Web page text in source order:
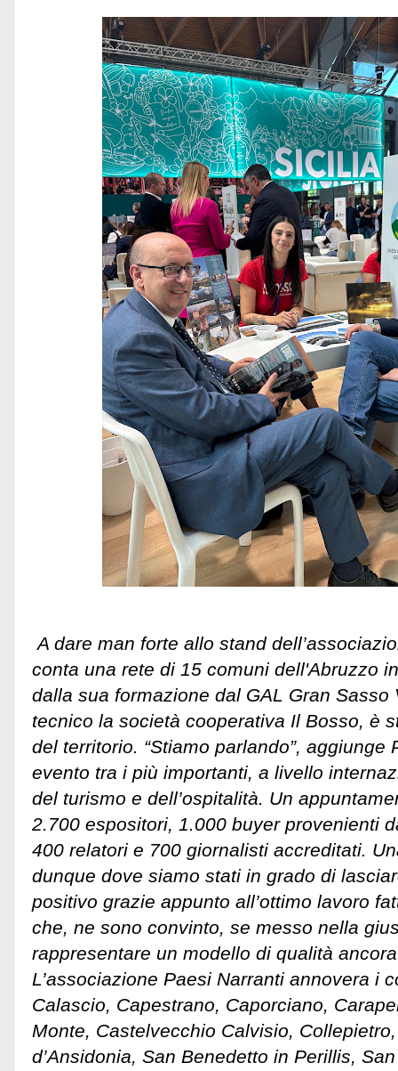
A dare man forte allo stand
conta una rete di 15 comuni dell'Abruzzo
dalla sua formazione dal GAL Gran Sasso
tecnico la società cooperativa Il Bosso, è
del territorio. “Stiamo parlando”, aggiunge
evento tra i più importanti, a livello
del turismo e dell’ospitalità. Un
2.700 espositori, 1.000 buyer provenienti
400 relatori e 700 giornalisti accreditati.
dunque dove siamo stati in grado di
positivo grazie appunto all’ottimo lavoro
che, ne sono convinto, se messo nella
rappresentare un modello di qualità
L’associazione Paesi Narranti annovera i
Calascio, Capestrano, Caporciano,
Monte, Castelvecchio Calvisio,
d’Ansidonia, San Benedetto in Perillis,